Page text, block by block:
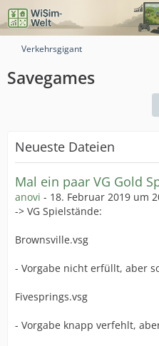
Verkehrsgigant
Savegames
Neueste Dateien
Mal ein paar VG Gold
anovi - 18. Februar 2019 um
-> VG Spielstände:
Brownsville.vsg
- Vorgabe nicht erfüllt, aber
Fivesprings.vsg
- Vorgabe knapp verfehlt,